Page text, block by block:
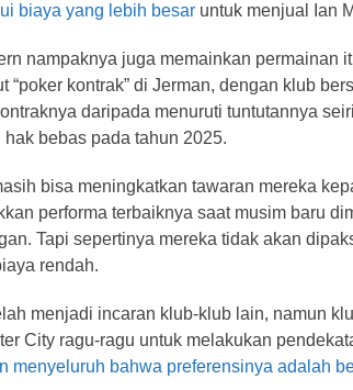
biaya yang lebih besar untuk menjual Ian
nampaknya juga memainkan permainan
“poker kontrak” di Jerman, dengan klub
daripada menuruti tuntutannya
hak bebas pada tahun 2025.
bisa meningkatkan tawaran mereka
performa terbaiknya saat musim baru
Tapi sepertinya mereka tidak akan
rendah.
menjadi incaran klub-klub lain, namun
City ragu-ragu untuk melakukan
menyeluruh bahwa preferensinya adalah